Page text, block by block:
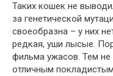
Таких кошек не
за генетической
своеобразна – у них
редкая, уши лысые.
фильма ужасов. Тем
отличным